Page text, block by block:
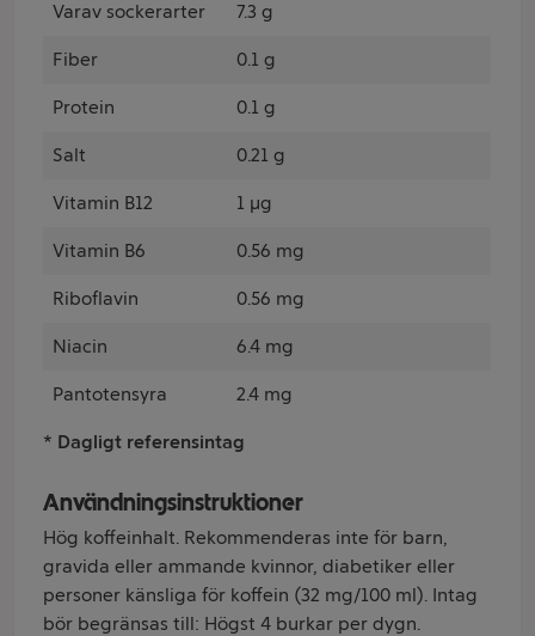
Varav sockerarter 7.3 g
Fiber 0.1 g
Protein 0.1 g
Salt 0.21 g
Vitamin B12 1 µg
Vitamin B6 0.56 mg
Riboflavin 0.56 mg
Niacin 6.4 mg
Pantotensyra 2.4 mg
* Dagligt referensintag
Användningsinstruktioner
Hög koffeinhalt. Rekommenderas inte för barn,
gravida eller ammande kvinnor, diabetiker eller
personer känsliga för koffein (32 mg/100 ml). Intag
bör begränsas till: Högst 4 burkar per dygn.